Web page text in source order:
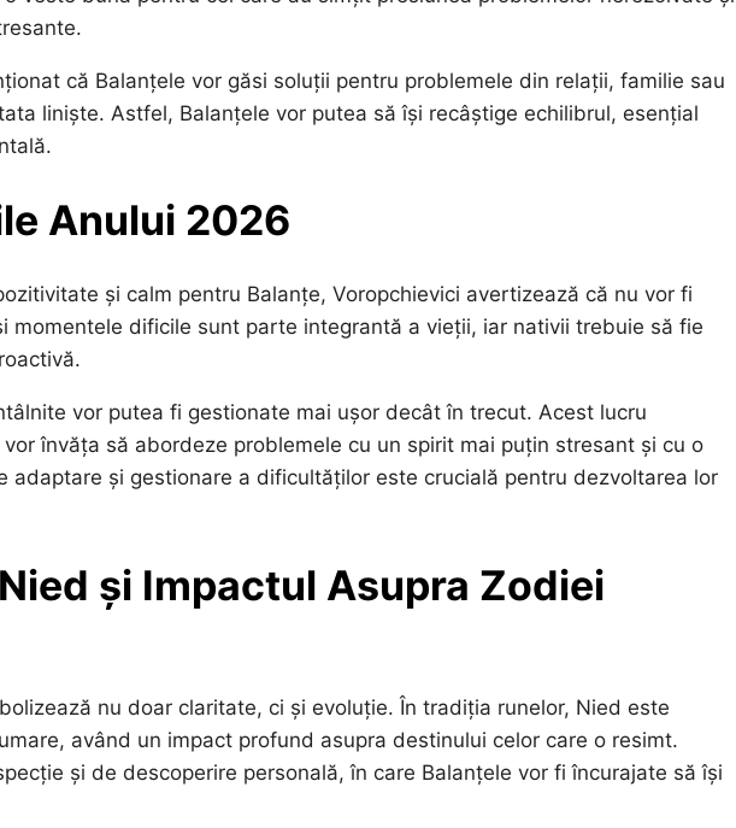
că Balanțele vor găsi soluții pentru problemele din relații, familie sau
liniște. Astfel, Balanțele vor putea să își recâștige echilibrul, esențial
Anului 2026
și calm pentru Balanțe, Voropchievici avertizează că nu vor fi
momentele dificile sunt parte integrantă a vieții, iar nativii trebuie să fie
vor putea fi gestionate mai ușor decât în trecut. Acest lucru
învăța să abordeze problemele cu un spirit mai puțin stresant și cu o
adaptare și gestionare a dificultăților este crucială pentru dezvoltarea lor
și Impactul Asupra Zodiei
nu doar claritate, ci și evoluție. În tradiția runelor, Nied este
având un impact profund asupra destinului celor care o resimt.
și de descoperire personală, în care Balanțele vor fi încurajate să își